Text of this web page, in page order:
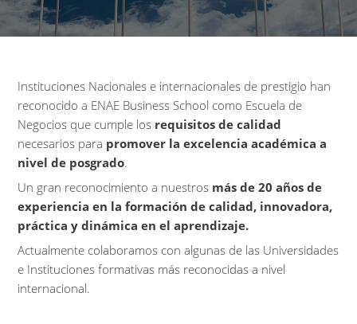
Instituciones Nacionales e internacionales de prestigio han
reconocido a ENAE Business School como Escuela de
Negocios que cumple los requisitos decalidad
necesarios para promover laexcelencia académica a
nivel de posgrado.
Un gran reconocimiento a nuestros más de 20años de
experiencia en laformación decalidad, innovadora,
práctica ydinámica en elaprendizaje.
Actualmente colaboramos conalgunas de las Universidades
e Instituciones formativas más reconocidas a nivel
internacional.